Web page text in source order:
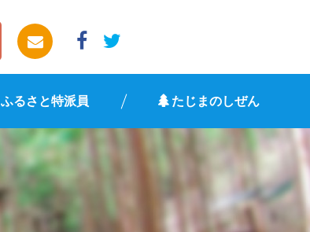
ふるさと特派員 たじまのしぜん